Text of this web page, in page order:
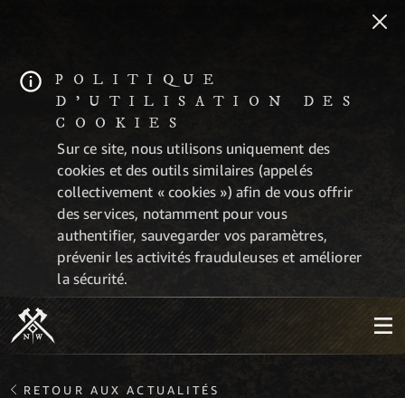
POLITIQUE
D'UTILISATION DES
COOKIES
Sur ce site, nous utilisons uniquement des
cookies et des outils similaires (appelés
collectivement « cookies ») afin de vous offrir
des services, notamment pour vous
authentifier, sauvegarder vos paramètres,
prévenir les activités frauduleuses et améliorer
la sécurité.
RETOUR AUX ACTUALITÉS